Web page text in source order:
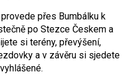
přes Bumbálku k
po Stezce Českem a
si terény, převýšení,
a v závěru si sjedete